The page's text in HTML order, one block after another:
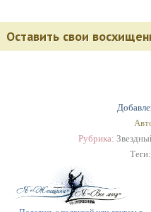
Рубрика:
Теги:
Оставить свои